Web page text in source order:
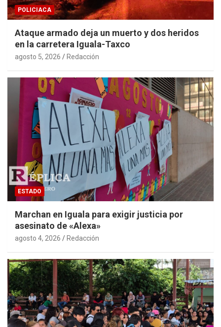
POLICIACA
Ataque armado deja un muerto y dos heridos
en la carretera Iguala-Taxco
agosto 5, 2026 Redacción
ESTADO
Marchan en Iguala para exigir justicia por
asesinato de «Alexa»
agosto 4, 2026 Redacción